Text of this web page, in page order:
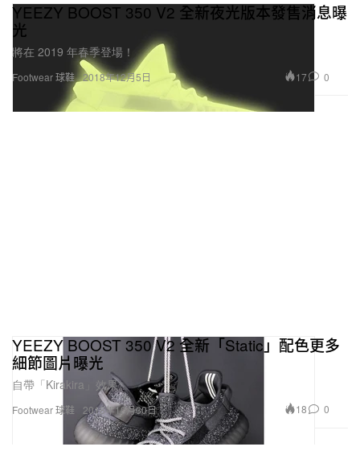
Footwear 球鞋
YEEZY BOOST 350 V2 全新夜光版本發售消息曝
光
將在 2019 年春季登場！
2018年12月5日 17 0
Footwear 球鞋
YEEZY BOOST 350 V2 全新「Static」配色更多
細節圖片曝光
自帶「Kirakira」效果。
2018年10月30日 18 0